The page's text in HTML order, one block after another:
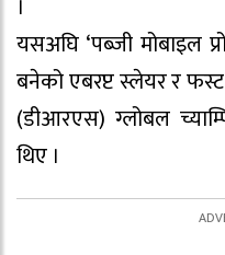
।
यसअघि ‘पब्जी मोबाइल
बनेको एबरप्ट स्लेयर र
(डीआरएस) ग्लोबल
थिए ।